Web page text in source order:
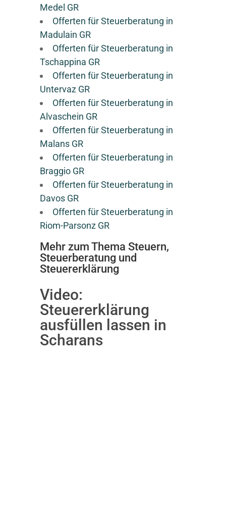
Medel GR
Offerten für Steuerberatung in
Madulain GR
Offerten für Steuerberatung in
Tschappina GR
Offerten für Steuerberatung in
Untervaz GR
Offerten für Steuerberatung in
Alvaschein GR
Offerten für Steuerberatung in
Malans GR
Offerten für Steuerberatung in
Braggio GR
Offerten für Steuerberatung in
Davos GR
Offerten für Steuerberatung in
Riom-Parsonz GR
Mehr zum Thema Steuern,
Steuerberatung und
Steuererklärung
Video:
Steuererklärung
ausfüllen lassen in
Scharans